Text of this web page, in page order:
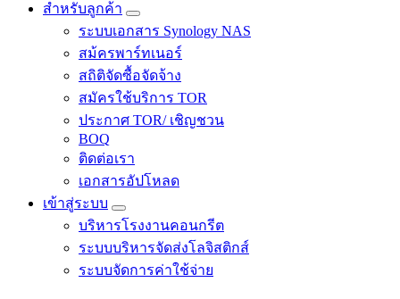
สำหรับลูกค้า
ระบบเอกสาร Synology NAS
สม้ครพาร์ทเนอร์
สถิติจัดซื้อจัดจ้าง
สมัครใช้บริการ TOR
ประกาศ TOR/ เชิญชวน
BOQ
ติดต่อเรา
เอกสารอัปโหลด
เข้าสู่ระบบ
บริหารโรงงานคอนกรีต
ระบบบริหารจัดส่งโลจิสติกส์
ระบบจัดการค่าใช้จ่าย